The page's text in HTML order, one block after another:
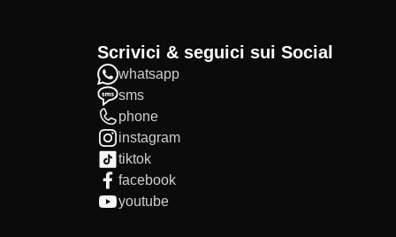
Scrivici & seguici sui Social
whatsapp
sms
phone
instagram
tiktok
facebook
youtube